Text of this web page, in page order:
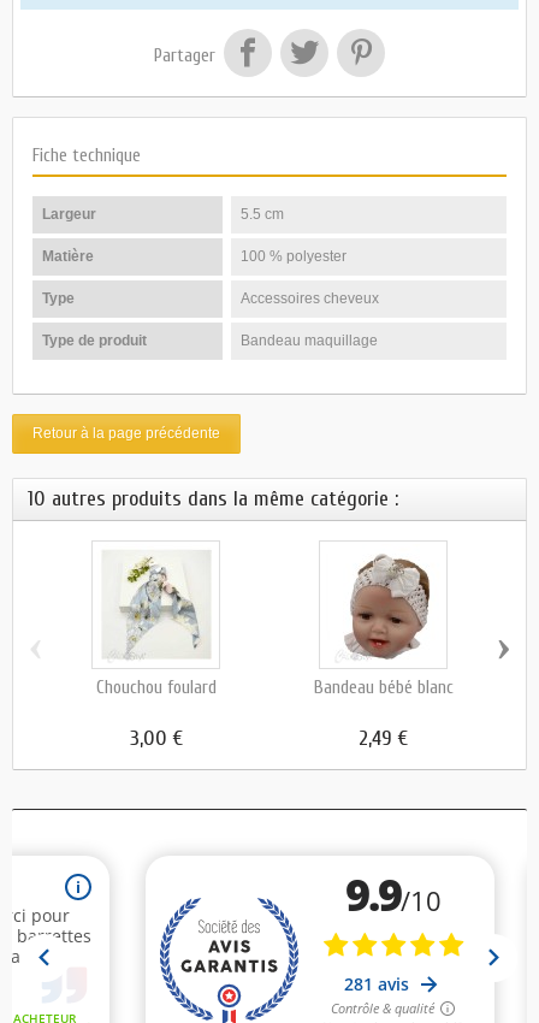
Partager
Fiche technique
Largeur 5.5 cm
Matière 100 % polyester
Type Accessoires cheveux
Type de produit Bandeau maquillage
Retour à la page précédente
10 autres produits dans la même catégorie :
Chouchou foulard
3,00 €
Bandeau bébé blanc
2,49 €
‹ ›